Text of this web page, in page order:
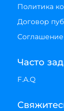
Политика
Договор
Соглашение
Часто
F.A.Q